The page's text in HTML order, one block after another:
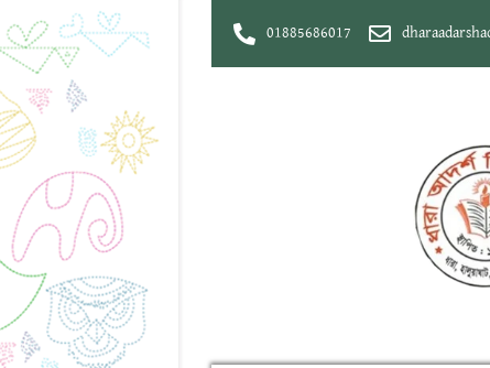
01885686017